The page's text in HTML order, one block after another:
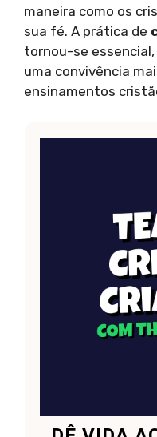
maneira como os
sua fé. A prática de
tornou-se
uma convivência
ensinamentos